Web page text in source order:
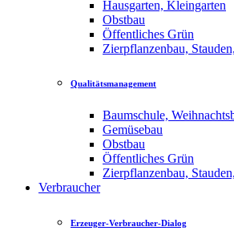
Hausgarten, Kleingarten
Obstbau
Öffentliches Grün
Zierpflanzenbau,
Qualitätsmanagement
Baumschule,
Gemüsebau
Obstbau
Öffentliches Grün
Zierpflanzenbau,
Verbraucher
Erzeuger-Verbraucher-Dialog